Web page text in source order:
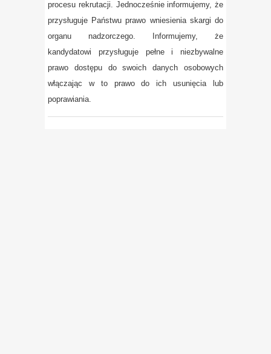
procesu rekrutacji. Jednocześnie informujemy, że
przysługuje Państwu prawo wniesienia skargi do
organu nadzorczego. Informujemy, że
kandydatowi przysługuje pełne i niezbywalne
prawo dostępu do swoich danych osobowych
włączając w to prawo do ich usunięcia lub
poprawiania.